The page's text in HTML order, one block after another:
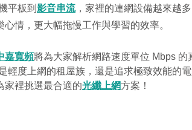
平板到 影音串流，家裡的連網設備越來越
情，更大幅拖慢工作與學習的效率。
嘉寬頻將為大家解析網路速度單位 Mbps 的
輕度上網的租屋族，還是追求極致效能的
家裡挑選最合適的光纖上網方案！